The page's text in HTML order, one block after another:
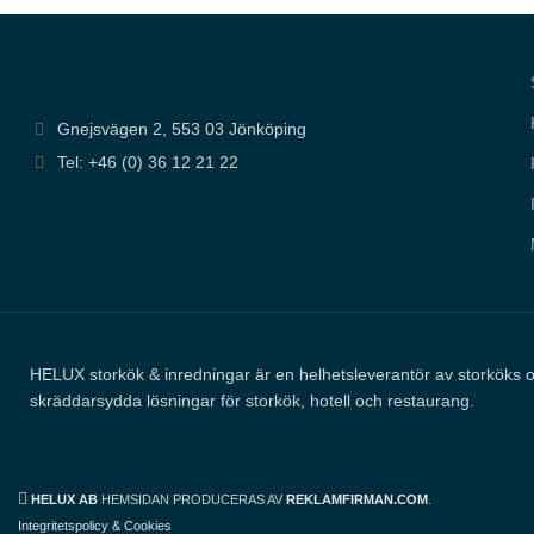
Gnejsvägen 2, 553 03 Jönköping
Tel: +46 (0) 36 12 21 22
HELUX storkök & inredningar är en helhetsleverantör av
skräddarsydda lösningar för storkök, hotell och restaurang.
HELUX AB HEMSIDAN PRODUCERAS AV REKLAMFIRMAN.COM
Integritetspolicy & Cookies